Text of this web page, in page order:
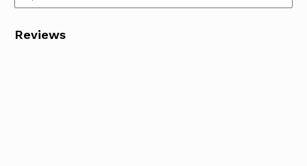
Reviews